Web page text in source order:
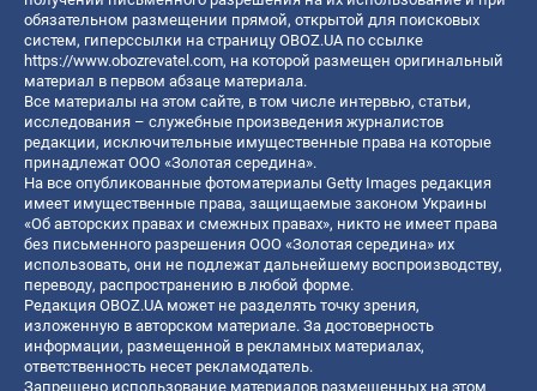
обязательном размещении прямой, открытой для поисковых
систем, гиперссылки на страницу OBOZ.UA по ссылке
https://www.obozrevatel.com, на которой размещен оригинальный
материал в первом абзаце материала.
Все материалы на этом сайте, в том числе интервью, статьи,
исследования – служебные произведения журналистов
редакции, исключительные имущественные права на которые
принадлежат ООО «Золотая середина».
На все опубликованные фотоматериалы Getty Images редакция
имеет имущественные права, защищаемые законом Украины
«Об авторских правах и смежных правах», никто не имеет права
без письменного разрешения ООО «Золотая середина» их
использовать, они не подлежат дальнейшему воспроизводству,
переводу, распространению в любой форме.
Редакция OBOZ.UA может не разделять точку зрения,
изложенную в авторском материале. За достоверность
информации, размещенной в рекламных материалах,
ответственность несет рекламодатель.
Запрещено использование материалов размещенных на этом